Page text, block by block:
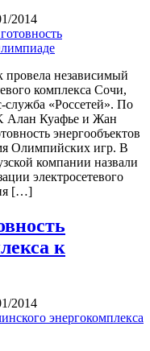
2014
провела независимый
комплекса Сочи,
служба «Россетей». По
Алан Куафье и Жан
энергообъектов
Олимпийских игр. В
компании назвали
электросетевого
[…]
к
2014